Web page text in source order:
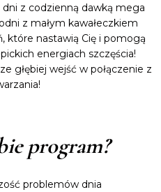
z codzienną dawką mega
z małym kawałeczkiem
które nastawią Cię i pomogą
energiach szczęścia!
głębiej wejść w połączenie z
program?
problemów dnia